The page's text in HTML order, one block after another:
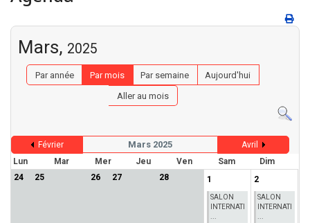
Mars, 2025
Par année Par mois Par semaine
Aujourd'hui
Aller au mois
Février Mars 2025
Avril
Lun
Mar Mer Jeu Ven Sam
Dim
24
25 26 27 28 1
SALON
INTERNATI
2
SALON
INTERNATI